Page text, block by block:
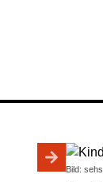
Bild: